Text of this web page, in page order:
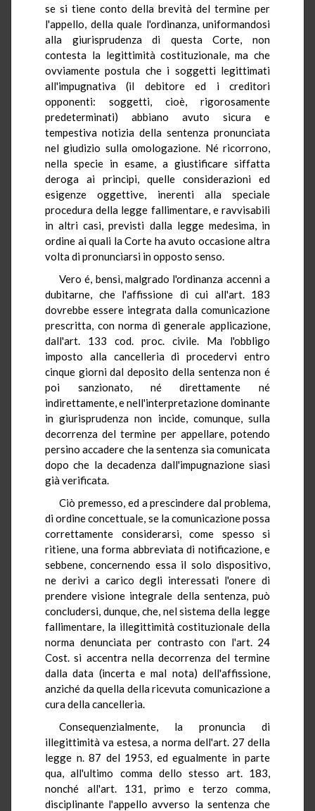
se si tiene conto della brevità del termine per
l'appello, della quale l'ordinanza, uniformandosi
alla giurisprudenza di questa Corte, non
contesta la legittimità costituzionale, ma che
ovviamente postula che i soggetti legittimati
all'impugnativa (il debitore ed i creditori
opponenti: soggetti, cioè, rigorosamente
predeterminati) abbiano avuto sicura e
tempestiva notizia della sentenza pronunciata
nel giudizio sulla omologazione. Né ricorrono,
nella specie in esame, a giustificare siffatta
deroga ai principi, quelle considerazioni ed
esigenze oggettive, inerenti alla speciale
procedura della legge fallimentare, e ravvisabili
in altri casi, previsti dalla legge medesima, in
ordine ai quali la Corte ha avuto occasione altra
volta di pronunciarsi in opposto senso.
Vero é, bensì, malgrado l'ordinanza accenni a
dubitarne, che l'affissione di cui all'art. 183
dovrebbe essere integrata dalla comunicazione
prescritta, con norma di generale applicazione,
dall'art. 133 cod. proc. civile. Ma l'obbligo
imposto alla cancelleria di procedervi entro
cinque giorni dal deposito della sentenza non é
poi sanzionato, né direttamente né
indirettamente, e nell'interpretazione dominante
in giurisprudenza non incide, comunque, sulla
decorrenza del termine per appellare, potendo
persino accadere che la sentenza sia comunicata
dopo che la decadenza dall'impugnazione siasi
già verificata.
Ciò premesso, ed a prescindere dal problema,
di ordine concettuale, se la comunicazione possa
correttamente considerarsi, come spesso si
ritiene, una forma abbreviata di notificazione, e
sebbene, concernendo essa il solo dispositivo,
ne derivi a carico degli interessati l'onere di
prendere visione integrale della sentenza, può
concludersi, dunque, che, nel sistema della legge
fallimentare, la illegittimità costituzionale della
norma denunciata per contrasto con l'art. 24
Cost. si accentra nella decorrenza del termine
dalla data (incerta e mal nota) dell'affissione,
anziché da quella della ricevuta comunicazione a
cura della cancelleria.
Consequenzialmente, la pronuncia di
illegittimità va estesa, a norma dell'art. 27 della
legge n. 87 del 1953, ed egualmente in parte
qua, all'ultimo comma dello stesso art. 183,
nonché all'art. 131, primo e terzo comma,
disciplinante l'appello avverso la sentenza che